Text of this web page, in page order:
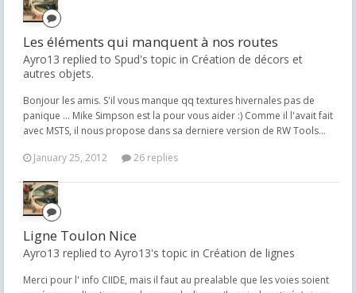
Les éléments qui manquent à nos routes
Ayro13 replied to Spud's topic in Création de décors et
autres objets.
Bonjour les amis. S'il vous manque qq textures hivernales pas de
panique ... Mike Simpson est la pour vous aider :) Comme il l'avait fait
avec MSTS, il nous propose dans sa derniere version de RW Tools...
January 25, 2012
26 replies
Ligne Toulon Nice
Ayro13 replied to Ayro13's topic in Création de lignes
Merci pour l' info CIIDE, mais il faut au prealable que les voies soient